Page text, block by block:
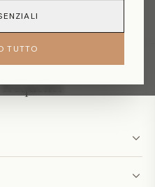
TUTTO